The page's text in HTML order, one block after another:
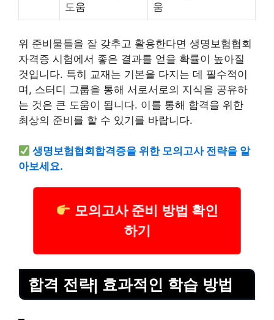
도움
움
위 준비물들을 잘 갖추고 활용한다면 생명보험협회
자격증 시험에서 좋은 결과를 얻을 확률이 높아질
것입니다. 특히 교재는 기본을 다지는 데 필수적이
며, 스터디 그룹을 통해 서로서로의 지식을 공유하
는 것은 큰 도움이 됩니다. 이를 통해 합격을 위한
최상의 준비를 할 수 있기를 바랍니다.
생명보험협회합격증을 위한 모의고사 전략을 알
아보세요.
모의고사 준비 방법 확인
하기
합격 전략| 효과적인 학습 방법